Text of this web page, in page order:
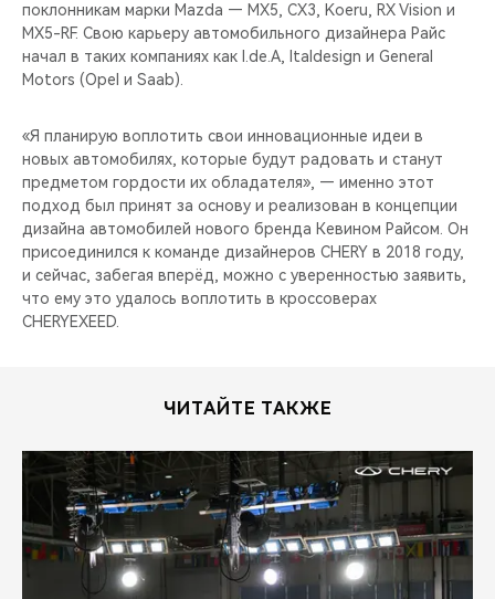
поклонникам марки Mazda — MX5, CX3, Koeru, RX Vision и
MX5-RF. Свою карьеру автомобильного дизайнера Райс
начал в таких компаниях как I.de.A, Italdesign и General
Motors (Opel и Saab).
«Я планирую воплотить свои инновационные идеи в
новых автомобилях, которые будут радовать и станут
предметом гордости их обладателя», — именно этот
подход был принят за основу и реализован в концепции
дизайна автомобилей нового бренда Кевином Райсом. Он
присоединился к команде дизайнеров CHERY в 2018 году,
и сейчас, забегая вперёд, можно с уверенностью заявить,
что ему это удалось воплотить в кроссоверах
CHERYEXEED.
ЧИТАЙТЕ ТАКЖЕ